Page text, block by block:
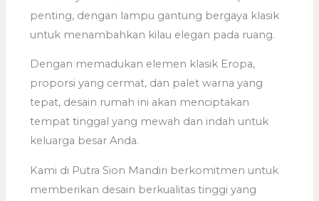
penting, dengan lampu gantung bergaya klasik
untuk menambahkan kilau elegan pada ruang.
Dengan memadukan elemen klasik Eropa,
proporsi yang cermat, dan palet warna yang
tepat, desain rumah ini akan menciptakan
tempat tinggal yang mewah dan indah untuk
keluarga besar Anda.
Kami di Putra Sion Mandiri berkomitmen untuk
memberikan desain berkualitas tinggi yang